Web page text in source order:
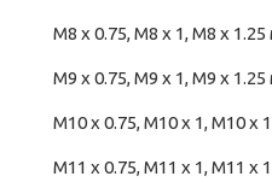
M8 x 0.75, M8 x 1, M8 x
M9 x 0.75, M9 x 1, M9 x
M10 x 0.75, M10 x 1, M10 x
M11 x 0.75, M11 x 1, M11 x